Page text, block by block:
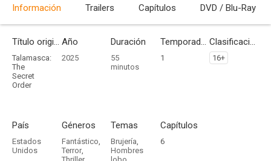
Información Trailers Capítulos DVD / Blu-Ray
Título original
Talamasca:
The
Secret
Order
Año
2025
Duración
55
minutos
Temporadas
1
Clasificación por edades
16+
País
Estados
Unidos
Géneros
Fantástico,
Terror,
Temas
Brujería,
Hombres
Capítulos
6